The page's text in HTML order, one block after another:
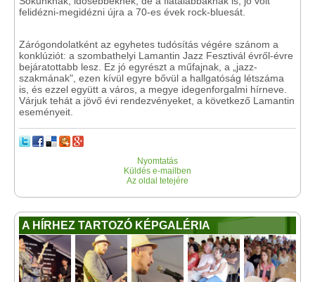
felidézni-megidézni újra a 70-es évek rock-bluesát.
Zárógondolatként az egyhetes tudósítás végére szánom a
konklúziót: a szombathelyi Lamantin Jazz Fesztivál évről-évre
bejáratottabb lesz. Ez jó egyrészt a műfajnak, a „jazz-
szakmának", ezen kívül egyre bővül a hallgatóság létszáma
is, és ezzel együtt a város, a megye idegenforgalmi hírneve.
Várjuk tehát a jövő évi rendezvényeket, a következő Lamantin
eseményeit.
Nyomtatás
Küldés e-mailben
Az oldal tetejére
A HÍRHEZ TARTOZÓ KÉPGALÉRIA